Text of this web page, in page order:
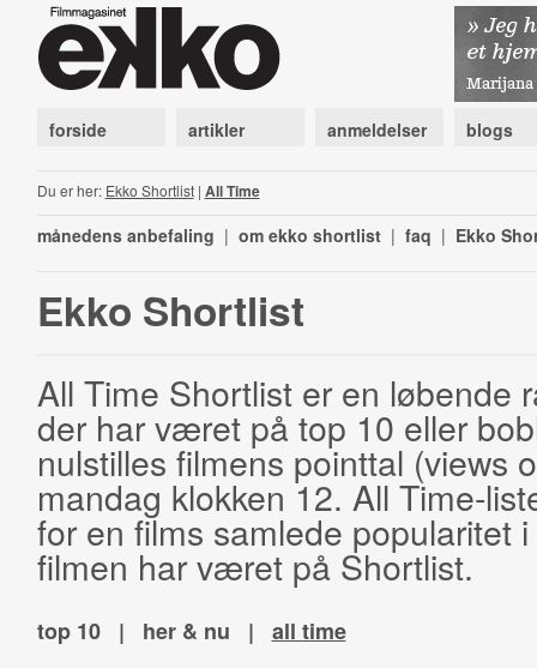
forside artikler anmeldelser blogs
Du er her: Ekko Shortlist| All Time
månedens anbefaling | om ekko shortlist | faq | Ekko
Ekko Shortlist
All Time Shortlist er en løbende
der har været på top 10 eller
nulstilles filmens pointtal (views
mandag klokken 12. All Time-
for en films samlede popularitet
filmen har været på Shortlist.
top 10 | her & nu | all time